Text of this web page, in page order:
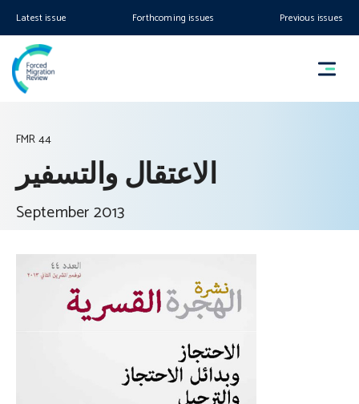
Latest issue Forthcoming issues Previous issues
FMR 44
الاعتقال والتسفير
September 2013